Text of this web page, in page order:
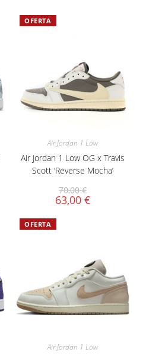
OFERTA
Air Jordan 1 Low
Air Jordan 1 Low OG x Travis
Scott ‘Reverse Mocha’
70,00€
63,00 €
OFERTA
Air Jordan 1 Low